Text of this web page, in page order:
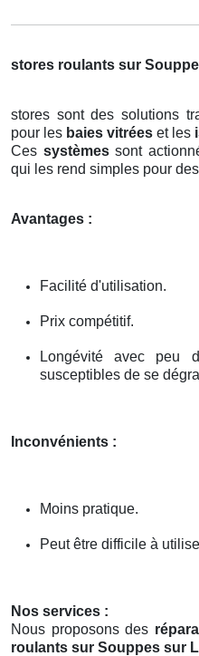
stores roulants sur
stores sont des solutions
pour les baies vitrées et les
Ces systèmessont
qui les rend simples pour
Avantages :
Facilité d'utilisation.
Prix compétitif.
Longévité avec peu
susceptibles de se
Inconvénients :
Moins pratique.
Peut être difficile à
Nos services :
Nous proposons des
roulants sur Souppes sur